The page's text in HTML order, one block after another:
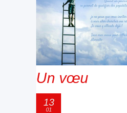
Un vœu
13
01